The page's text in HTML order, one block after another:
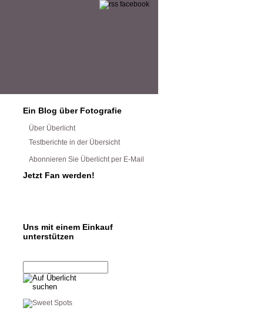
Ein Blog über Fotografie
Über Überlicht
Testberichte in der Übersicht
Abonnieren Sie Überlicht per E-Mail
Jetzt Fan werden!
Uns mit einem Einkauf
unterstützen